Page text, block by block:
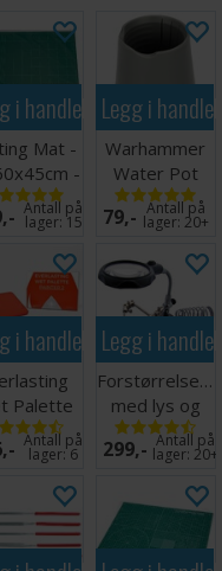
i handlekurven
Mat -
-
GrønnAntall på
lager: 15
Legg i
Warhammer
Water Pot
79,- Antall på
lager:20+
i handlekurven
Palette
v2
Antall på
lager:6
Legg i
med lys og
holder
299,- Antall på
lager:20+